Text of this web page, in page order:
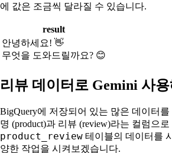
에 값은 조금씩 달라질 수 있습니다.
result
안녕하세요! 👋
무엇을 도와드릴까요? 😊
리뷰 데이터로 Gemini 사용
BigQuery에 저장되어 있는 많은 데이터
명 (product)과 리뷰 (review)라는 컬럼으로
product_review 테이블의 데이터를
양한 작업을 시켜보겠습니다.